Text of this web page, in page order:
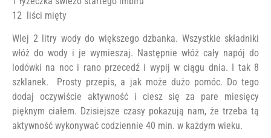
12 liści mięty
Wlej 2 litry wody do większego dzbanka. Wszystkie składniki
włóż do wody i je wymieszaj. Następnie włóż cały napój do
lodówki na noc i rano przecedź i wypij w ciągu dnia. I tak 8
szklanek. Prosty przepis, a jak może dużo pomóc. Do tego
dodaj oczywiście aktywność i ciesz się za pare miesięcy
pięknym ciałem. Dzisiejsze czasy pokazują nam, że trzeba tą
aktywność wykonywać codziennie 40 min. w każdym wieku.